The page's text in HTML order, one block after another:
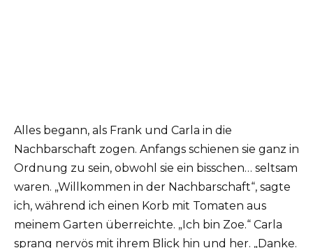
Alles begann, als Frank und Carla in die
Nachbarschaft zogen. Anfangs schienen sie ganz in
Ordnung zu sein, obwohl sie ein bisschen… seltsam
waren. „Willkommen in der Nachbarschaft“, sagte
ich, während ich einen Korb mit Tomaten aus
meinem Garten überreichte. „Ich bin Zoe.“ Carla
sprang nervös mit ihrem Blick hin und her. „Danke.